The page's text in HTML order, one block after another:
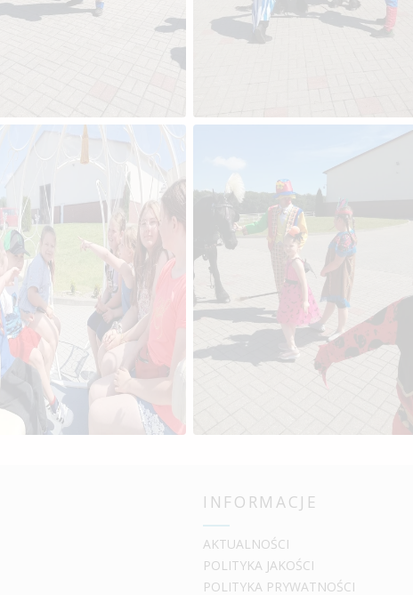
INFORMACJE
AKTUALNOŚCI
POLITYKA JAKOŚCI
POLITYKA PRYWATNOŚCI